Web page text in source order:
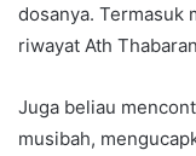
dosanya. Termasuk
riwayat Ath
Juga beliau
musibah,